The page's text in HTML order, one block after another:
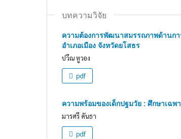
บทความวิจัย
ความต้องการพัฒนาสมรรถภาพด้านกา
อำเภอเมือง จังหวัดยโสธร
ปวีณ หูวอง
pdf
ความพร้อมของเด็กปฐมวัย : ศึกษาเฉพ
มารศรี คันธา
pdf